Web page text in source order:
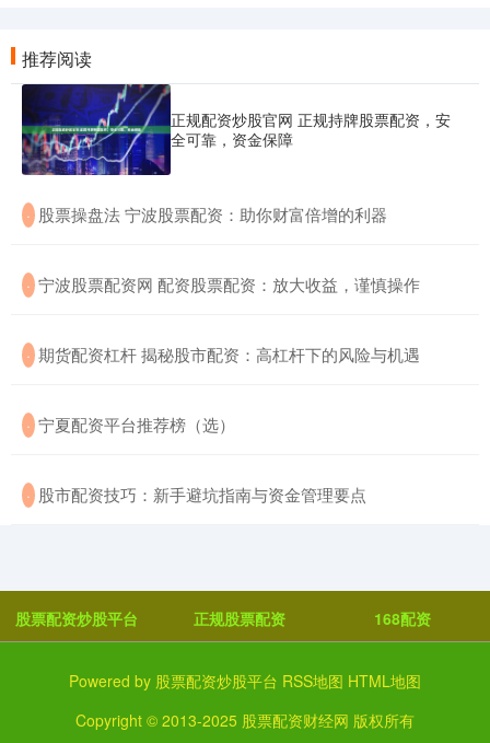
推荐阅读
正规配资炒股官网 正规持牌股票配资，安
全可靠，资金保障
· ​股票操盘法 宁波股票配资：助你财富倍增的利器
· ​宁波股票配资网 配资股票配资：放大收益，谨慎操作
· ​期货配资杠杆 揭秘股市配资：高杠杆下的风险与机遇
· ​宁夏配资平台推荐榜（选）
· ​股市配资技巧：新手避坑指南与资金管理要点
股票配资炒股平台 正规股票配资 168配资
Powered by 股票配资炒股平台 RSS地图 HTML地图
Copyright © 2013-2025 股票配资财经网 版权所有